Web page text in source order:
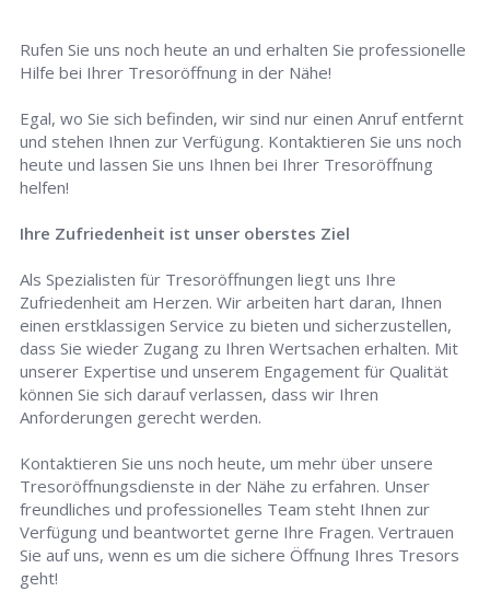
Rufen Sie uns noch heute an und erhalten Sie professionelle
Hilfe bei Ihrer Tresoröffnung in der Nähe!
Egal, wo Sie sich befinden, wir sind nur einen Anruf entfernt
und stehen Ihnen zur Verfügung. Kontaktieren Sie uns noch
heute und lassen Sie uns Ihnen bei Ihrer Tresoröffnung
helfen!
Ihre Zufriedenheit ist unser oberstes Ziel
Als Spezialisten für Tresoröffnungen liegt uns Ihre
Zufriedenheit am Herzen. Wir arbeiten hart daran, Ihnen
einen erstklassigen Service zu bieten und sicherzustellen,
dass Sie wieder Zugang zu Ihren Wertsachen erhalten. Mit
unserer Expertise und unserem Engagement für Qualität
können Sie sich darauf verlassen, dass wir Ihren
Anforderungen gerecht werden.
Kontaktieren Sie uns noch heute, um mehr über unsere
Tresoröffnungsdienste in der Nähe zu erfahren. Unser
freundliches und professionelles Team steht Ihnen zur
Verfügung und beantwortet gerne Ihre Fragen. Vertrauen
Sie auf uns, wenn es um die sichere Öffnung Ihres Tresors
geht!